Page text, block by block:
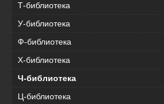
Т-библиотека
У-библиотека
Ф-библиотека
Х-библиотека
Ч-библиотека
Ц-библиотека